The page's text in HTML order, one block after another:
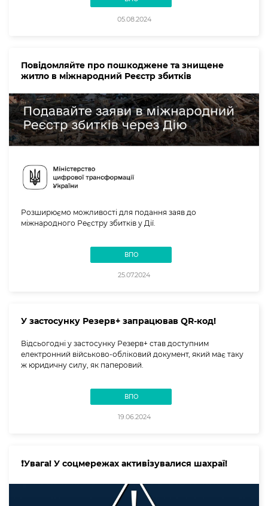
05.08.2024
Повідомляйте про пошкоджене та знищене
житло в міжнародний Реєстр збитків
Розширюємо можливості для подання заяв до
міжнародного Реєстру збитків у Дії.
ВПО
25.07.2024
У застосунку Резерв+ запрацював QR-код!
Відсьогодні у застосунку Резерв+ став доступним
електронний військово-обліковий документ, який має таку
ж юридичну силу, як паперовий.
ВПО
19.06.2024
❗️Увага! У соцмережах активізувалися шахраї!